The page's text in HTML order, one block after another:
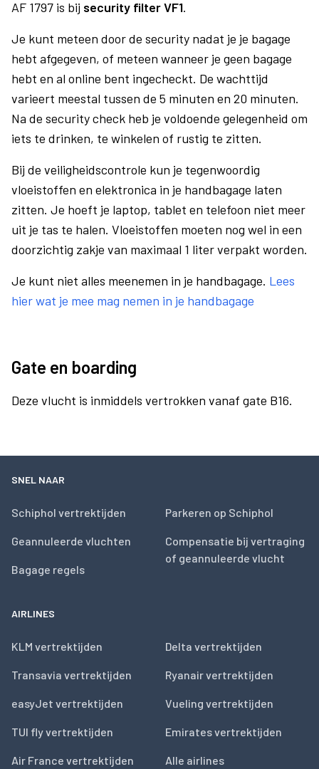
AF 1797 is bij security filter VF1.
Je kunt meteen door de security nadat je je bagage
hebt afgegeven, of meteen wanneer je geen bagage
hebt en al online bent ingecheckt. De wachttijd
varieert meestal tussen de 5 minuten en 20 minuten.
Na de security check heb je voldoende gelegenheid om
iets te drinken, te winkelen of rustig te zitten.
Bij de veiligheidscontrole kun je tegenwoordig
vloeistoffen en elektronica in je handbagage laten
zitten. Je hoeft je laptop, tablet en telefoon niet meer
uit je tas te halen. Vloeistoffen moeten nog wel in een
doorzichtig zakje van maximaal 1 liter verpakt worden.
Je kunt niet alles meenemen in je handbagage. Lees
hier wat je mee mag nemen in je handbagage
Gate en boarding
Deze vlucht is inmiddels vertrokken vanaf gate B16.
SNEL NAAR
Schiphol vertrektijden
Geannuleerde vluchten
Bagage regels
Parkeren op Schiphol
Compensatie bij vertraging
of geannuleerde vlucht
AIRLINES
KLM vertrektijden
Transavia vertrektijden
easyJet vertrektijden
TUI fly vertrektijden
Air France vertrektijden
Delta vertrektijden
Ryanair vertrektijden
Vueling vertrektijden
Emirates vertrektijden
Alle airlines